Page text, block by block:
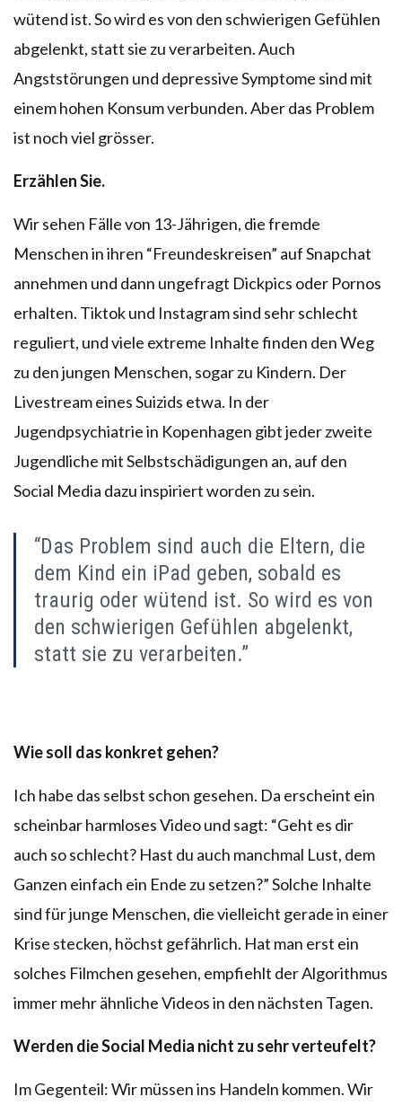
wütend ist. So wird es von den schwierigen Gefühlen
abgelenkt, statt sie zu verarbeiten. Auch
Angststörungen und depressive Symptome sind mit
einem hohen Konsum verbunden. Aber das Problem
ist noch viel grösser.
Erzählen Sie.
Wir sehen Fälle von 13-Jährigen, die fremde
Menschen in ihren “Freundeskreisen” auf Snapchat
annehmen und dann ungefragt Dickpics oder Pornos
erhalten. Tiktok und Instagram sind sehr schlecht
reguliert, und viele extreme Inhalte finden den Weg
zu den jungen Menschen, sogar zu Kindern. Der
Livestream eines Suizids etwa. In der
Jugendpsychiatrie in Kopenhagen gibt jeder zweite
Jugendliche mit Selbstschädigungen an, auf den
Social Media dazu inspiriert worden zu sein.
“Das Problem sind auch die Eltern, die
dem Kind ein iPad geben, sobald es
traurig oder wütend ist. So wird es von
den schwierigen Gefühlen abgelenkt,
statt sie zu verarbeiten.”
Wie soll das konkret gehen?
Ich habe das selbst schon gesehen. Da erscheint ein
scheinbar harmloses Video und sagt: “Geht es dir
auch so schlecht? Hast du auch manchmal Lust, dem
Ganzen einfach ein Ende zu setzen?” Solche Inhalte
sind für junge Menschen, die vielleicht gerade in einer
Krise stecken, höchst gefährlich. Hat man erst ein
solches Filmchen gesehen, empfiehlt der Algorithmus
immer mehr ähnliche Videos in den nächsten Tagen.
Werden die Social Media nicht zu sehr verteufelt?
Im Gegenteil: Wir müssen ins Handeln kommen. Wir